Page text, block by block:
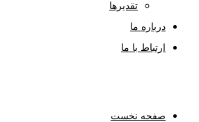
تقدیرها
درباره ما
ارتباط با ما
صفحه نخست